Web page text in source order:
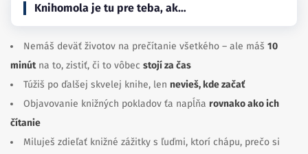
Knihomola je tu pre teba, ak…
Nemáš deväť životov na prečítanie všetkého – ale máš 10
minútna to, zistiť, či to vôbec stojí za čas
Túžiš po ďalšej skvelej knihe, len nevieš, kde začať
Objavovanie knižných pokladov ťa napĺňa rovnako ako ich
čítanie
Miluješ zdieľať knižné zážitky s ľuďmi, ktorí chápu, prečo si